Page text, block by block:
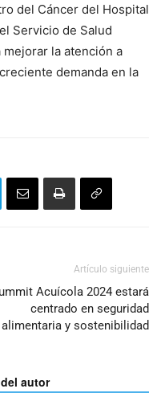
del Cáncer del Hospital
Servicio de Salud
mejorar la atención a
demanda en la
Artículo siguiente
Acuícola 2024 estará
centrado en seguridad
alimentaria y sostenibilidad
autor